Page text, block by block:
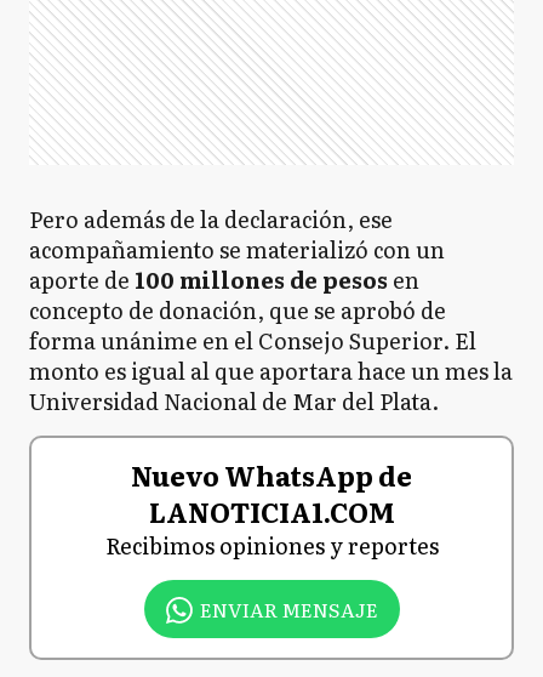
Pero además de la declaración, ese
acompañamiento se materializó con un
aporte de 100 millones de pesos en
concepto de donación, que se aprobó de
forma unánime en el Consejo Superior. El
monto es igual al que aportara hace un mes la
Universidad Nacional de Mar del Plata.
Nuevo WhatsApp de
LANOTICIA1.COM
Recibimos opiniones y reportes
ENVIAR MENSAJE